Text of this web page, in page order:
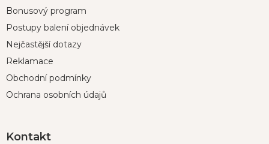
Bonusový program
Postupy balení objednávek
Nejčastější dotazy
Reklamace
Obchodní podmínky
Ochrana osobních údajů
Kontakt